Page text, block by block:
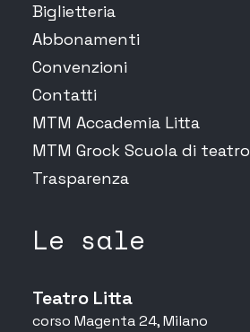
Biglietteria
Abbonamenti
Convenzioni
Contatti
MTM Accademia Litta
MTM Grock Scuola di teatro
Trasparenza
Le sale
Teatro Litta
corso Magenta 24, Milano